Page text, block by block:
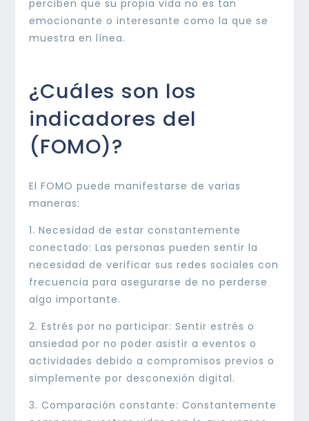
perciben que su propia vida no es tan
emocionante o interesante como la que se
muestra en línea.
¿Cuáles son los
indicadores del
(FOMO)?
El FOMO puede manifestarse de varias
maneras:
1. Necesidad de estar constantemente
conectado: Las personas pueden sentir la
necesidad de verificar sus redes sociales con
frecuencia para asegurarse de no perderse
algo importante.
2. Estrés por no participar: Sentir estrés o
ansiedad por no poder asistir a eventos o
actividades debido a compromisos previos o
simplemente por desconexión digital.
3. Comparación constante: Constantemente